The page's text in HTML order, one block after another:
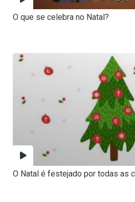
O que se celebra no Natal?
O Natal é festejado por todas as